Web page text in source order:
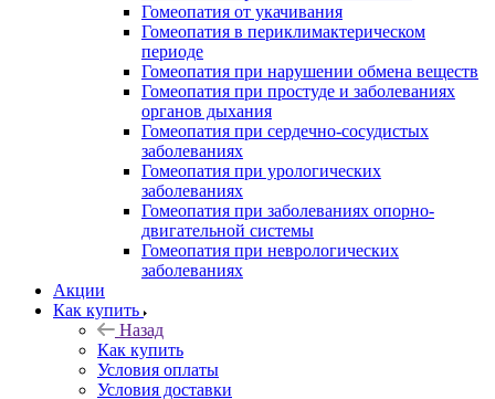
Гомеопатия от укачивания
Гомеопатия в периклимактерическом
периоде
Гомеопатия при нарушении обмена веществ
Гомеопатия при простуде и заболеваниях
органов дыхания
Гомеопатия при сердечно-сосудистых
заболеваниях
Гомеопатия при урологических
заболеваниях
Гомеопатия при заболеваниях опорно-
двигательной системы
Гомеопатия при неврологических
заболеваниях
Акции
Как купить
Назад
Как купить
Условия оплаты
Условия доставки